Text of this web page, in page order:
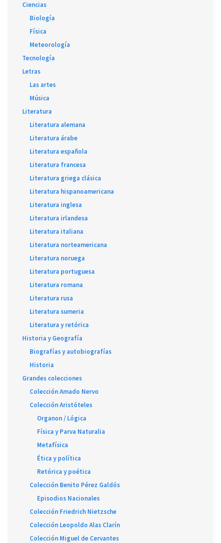
Ciencias
Biología
Física
Meteorología
Tecnología
Letras
Las artes
Música
Literatura
Literatura alemana
Literatura árabe
Literatura española
Literatura francesa
Literatura griega clásica
Literatura hispanoamericana
Literatura inglesa
Literatura irlandesa
Literatura italiana
Literatura norteamericana
Literatura noruega
Literatura portuguesa
Literatura romana
Literatura rusa
Literatura sumeria
Literatura y retórica
Historia y Geografía
Biografías y autobiografías
Historia
Grandes colecciones
Colección Amado Nervo
Colección Aristóteles
Organon / Lógica
Física y Parva Naturalia
Metafísica
Ética y política
Retórica y poética
Colección Benito Pérez Galdós
Episodios Nacionales
Colección Friedrich Nietzsche
Colección Leopoldo Alas Clarín
Colección Miguel de Cervantes